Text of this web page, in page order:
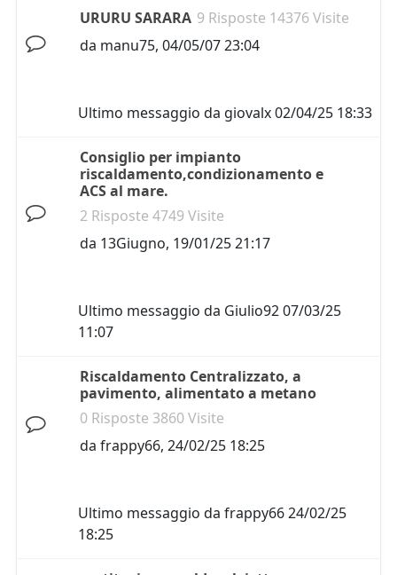
URURU SARARA 9 Risposte 14376 Visite
da manu75, 04/05/07 23:04
Ultimo messaggio da giovalx02/04/25 18:33
Consiglio per impianto
riscaldamento,condizionamento e
ACS al mare.
2 Risposte 4749 Visite
da 13Giugno, 19/01/25 21:17
Ultimo messaggio da Giulio9207/03/25
11:07
Riscaldamento Centralizzato, a
pavimento, alimentato a metano
0 Risposte 3860 Visite
da frappy66, 24/02/25 18:25
Ultimo messaggio da frappy6624/02/25
18:25